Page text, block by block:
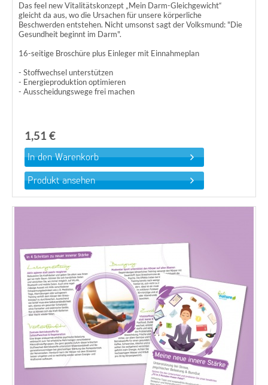
Das feel new Vitalitätskonzept „Mein Darm-Gleichgewicht“
gleicht da aus, wo die Ursachen für unsere körperliche
Beschwerden entstehen. Nicht umsonst sagt der Volksmund: "Die
Gesundheit beginnt im Darm".
16-seitige Broschüre plus Einleger mit Einnahmeplan
- Stoffwechsel unterstützen
- Energieproduktion optimieren
- Ausscheidungswege frei machen
1,51 €
Produkt ansehen